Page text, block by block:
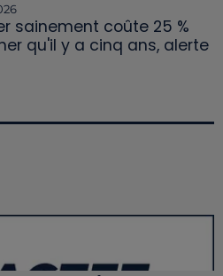
sainement coûte 25 %
qu'il y a cinq ans, alerte